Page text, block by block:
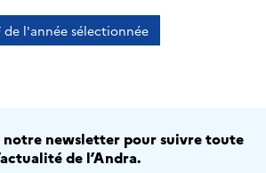
de l'année sélectionnée
notre newsletter pour suivre toute
de l’Andra.